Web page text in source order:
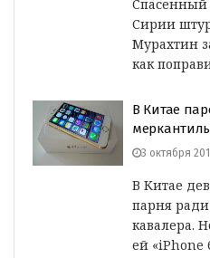
Спасенный
Сирии
Мурахтин
как
В Китае
3 октября
В Китае
парня ради
кавалера.
ей «iPhone